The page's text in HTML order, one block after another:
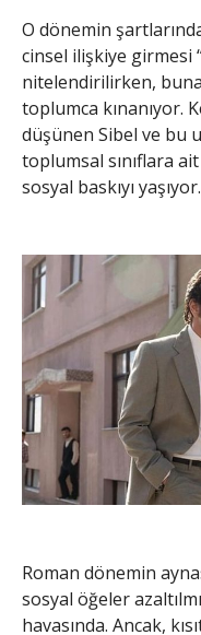
O dönemin
cinsel ilişkiye girmesi
nitelendirilirken,
toplumca kınanıyor.
düşünen Sibel ve bu
toplumsal sınıflara
sosyal baskıyı yaşıyor.
Roman dönemin
sosyal öğeler
havasında. Ancak,